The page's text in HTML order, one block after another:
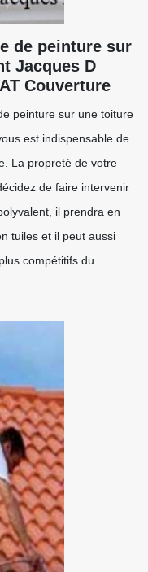
de peinture sur
Jacques D
Couverture
peinture sur une toiture
est indispensable de
La propreté de votre
de faire intervenir
il prendra en
tuiles et il peut aussi
compétitifs du